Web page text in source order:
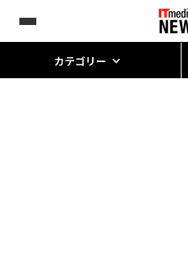
カテゴリー